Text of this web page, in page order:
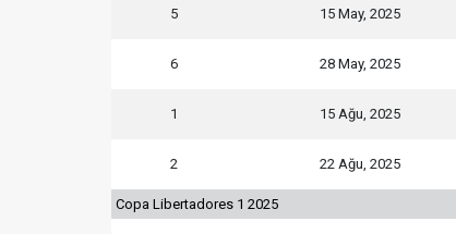
5 15 May, 2025
6 28 May, 2025
1 15 Ağu, 2025
2 22 Ağu, 2025
Copa Libertadores 1 2025